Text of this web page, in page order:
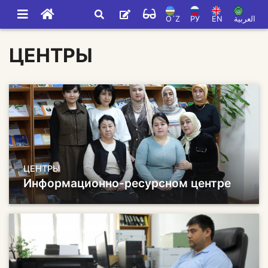
O`Z РУ EN العربية
ЦЕНТРЫ
ЦЕНТРЫ
Информационно-ресурсном центре